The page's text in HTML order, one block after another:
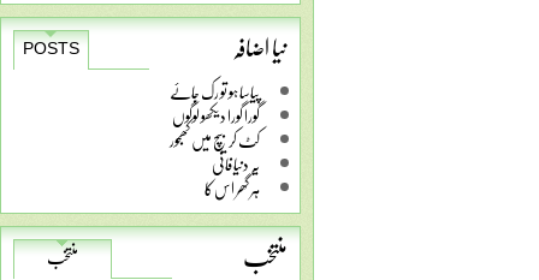
نیا اضافہ
POSTS
پیاسا ہو تو رک جائے
گورا گورا دیکھو لوگوں
کٹ کر بیچ میں کھجور
یہ دنیا فانی
ہر گھر اس کا
منتخب
منتخب